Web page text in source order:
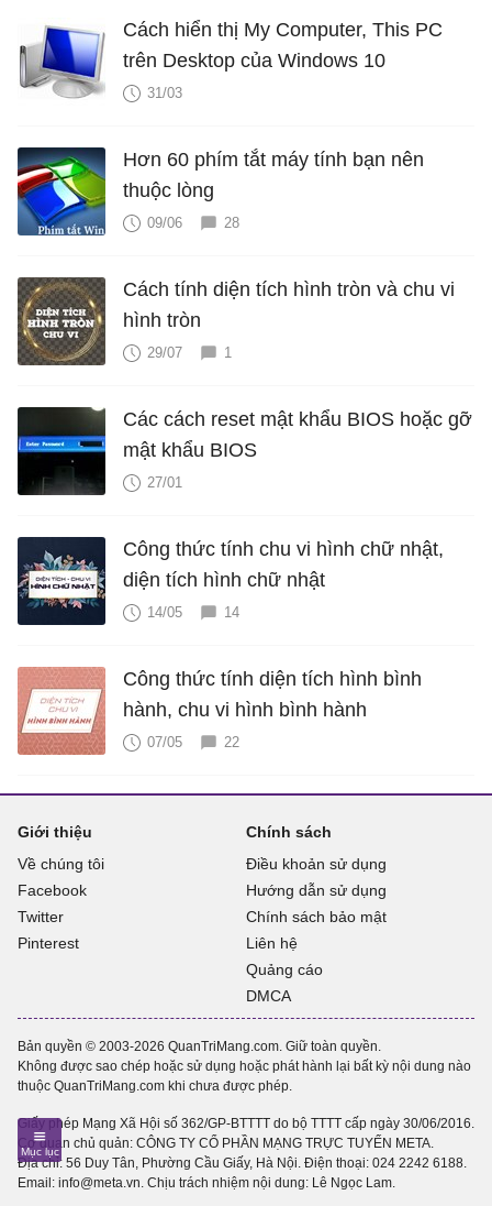
Cách hiển thị My Computer, This PC
trên Desktop của Windows 10
31/03
Hơn 60 phím tắt máy tính bạn nên
thuộc lòng
09/06 28
Cách tính diện tích hình tròn và chu vi
hình tròn
29/07 1
Các cách reset mật khẩu BIOS hoặc gỡ
mật khẩu BIOS
27/01
Công thức tính chu vi hình chữ nhật,
diện tích hình chữ nhật
14/05 14
Công thức tính diện tích hình bình
hành, chu vi hình bình hành
07/05 22
Giới thiệu
Về chúng tôi
Facebook
Twitter
Pinterest
Chính sách
Điều khoản sử dụng
Hướng dẫn sử dụng
Chính sách bảo mật
Liên hệ
Quảng cáo
DMCA
Bản quyền © 2003-2026 QuanTriMang.com. Giữ toàn quyền.
Không được sao chép hoặc sử dụng hoặc phát hành lại bất kỳ nội dung nào
thuộc QuanTriMang.com khi chưa được phép.
Giấy phép Mạng Xã Hội số 362/GP-BTTTT do bộ TTTT cấp ngày 30/06/2016.
Cơ quan chủ quản: CÔNG TY CỔ PHẦN MẠNG TRỰC TUYẾN META.
Địa chỉ: 56 Duy Tân, Phường Cầu Giấy, Hà Nội. Điện thoại: 024 2242 6188.
Email: info@meta.vn. Chịu trách nhiệm nội dung: Lê Ngọc Lam.